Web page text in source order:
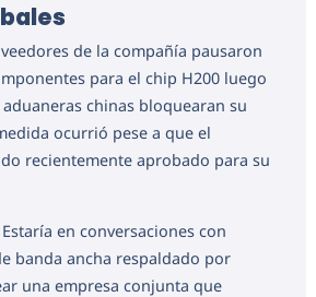
de la compañía pausaron
para el chip H200 luego
chinas bloquearan su
ocurrió pese a que el
recientemente aprobado para su
Estaría en conversaciones con
banda ancha respaldado por
una empresa conjunta que